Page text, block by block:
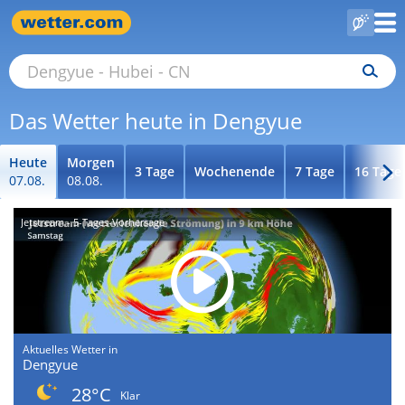
Das Wetter heute in Dengyue
Heute
07.08.
Morgen
08.08.
3 Tage Wochenende 7 Tage 16 Tage
Jetstream - 5-Tages-Vorhersage
Aktuelles Wetter in
Dengyue
28°C
Klar